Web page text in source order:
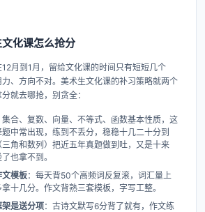
化课怎么抢分
月到1月，留给文化课的时间只有短短几个
、方向不对。美术生文化课的补习策略就两个
就去哪抢，别贪全：
集合、复数、向量、不等式、函数基本性质，这
中常出现，练到不丢分，稳稳十几二十分到
角和数列）把近五年真题做到吐，又是十来
也拿不到。
文模板：每天背50个高频词反复滚，词汇量上
十几分。作文背熟三套模板，字写工整。
是送分项：古诗文默写6分背了就有，作文练